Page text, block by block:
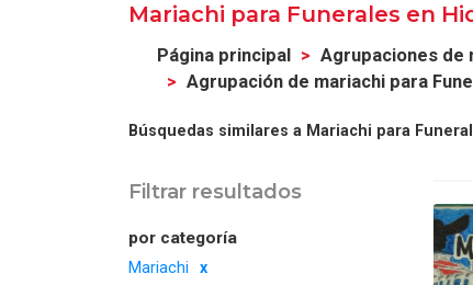
Mariachi para Funerales en
Página principal Agrupaciones de
Agrupación de mariachi para
Búsquedas similares a Mariachi para
Filtrar resultados
por categoría
Mariachi